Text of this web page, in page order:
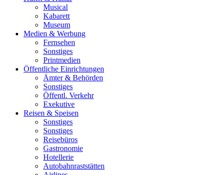
Musical
Kabarett
Museum
Medien & Werbung
Fernsehen
Sonstiges
Printmedien
Öffentliche Einrichtungen
Ämter & Behörden
Sonstiges
Öffentl. Verkehr
Exekutive
Reisen & Speisen
Sonstiges
Sonstiges
Reisebüros
Gastronomie
Hotellerie
Autobahnraststätten